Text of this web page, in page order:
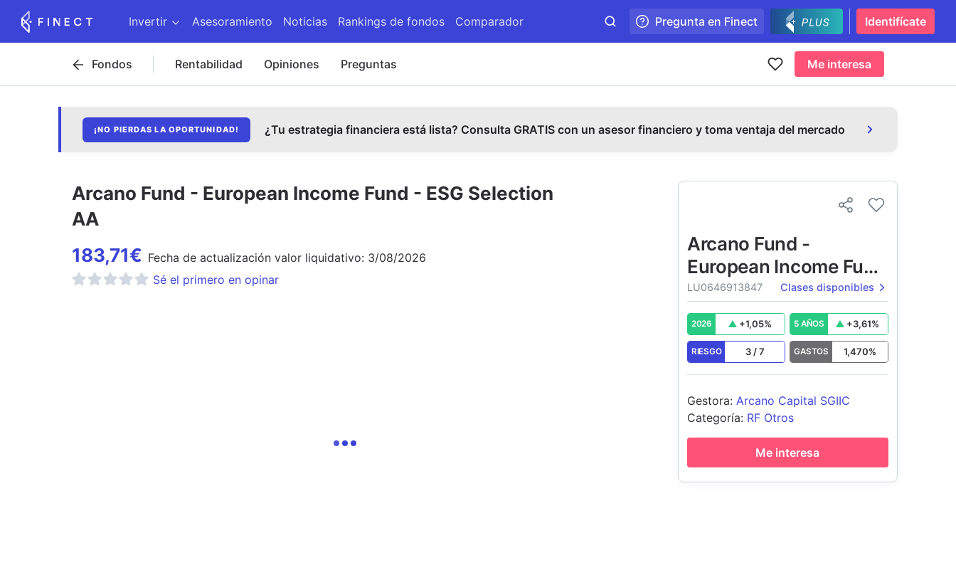
Invertir Asesoramiento Noticias Rankings de fondos Comparador Pregunta en Finect Identifícate
Fondos Rentabilidad Opiniones Preguntas Me interesa
¡NO PIERDAS LA OPORTUNIDAD! ¿Tu estrategia financiera está lista? Consulta GRATIS con un asesor financiero y toma ventaja del mercado
Arcano Fund - European Income Fund - ESG Selection
AA
183,71€ Fecha de actualización valor liquidativo: 3/08/2026
Sé el primero en opinar
Arcano Fund -
European Income Fund
- ESG Selection
LU0646913847 Clases disponibles
2026 +1,05% 5 AÑOS +3,61%
RIESGO 3/7 GASTOS 1,470%
Gestora: Arcano Capital SGIIC
Categoría: RF Otros
Me interesa